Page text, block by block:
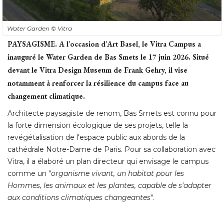
Water Garden © Vitra
PAYSAGISME. A l'occasion d'Art Basel, le Vitra Campus a
inauguré le Water Garden de Bas Smets le 17 juin 2026. Situé
devant le Vitra Design Museum de Frank Gehry, il vise
notamment à renforcer la résilience du campus face au
changement climatique.
Architecte paysagiste de renom, Bas Smets est connu pour
la forte dimension écologique de ses projets, telle la
revégétalisation de l'espace public aux abords de la
cathédrale Notre-Dame de Paris. Pour sa collaboration avec
Vitra, il a élaboré un plan directeur qui envisage le campus
comme un "organisme vivant, un habitat pour les
Hommes, les animaux et les plantes, capable de s'adapter
aux conditions climatiques changeantes".